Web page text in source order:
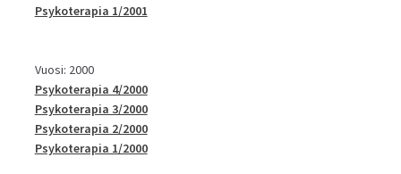
Psykoterapia 1/2001
Vuosi: 2000
Psykoterapia 4/2000
Psykoterapia 3/2000
Psykoterapia 2/2000
Psykoterapia 1/2000